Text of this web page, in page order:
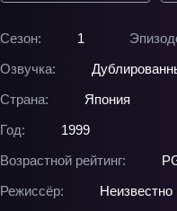
Сезон: 1
Озвучка:
Страна:
Япония
Год:
1999
Возрастной рейтинг:
Режиссёр:
Неизвестно